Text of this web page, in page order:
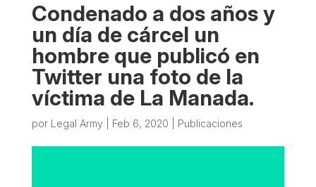
Condenado a dos años y
un día de cárcel un
hombre que publicó en
Twitter una foto de la
víctima de La Manada.
por Legal Army Feb 6, 2020 Publicaciones